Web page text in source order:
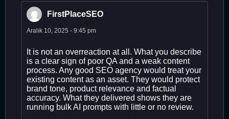
FirstPlaceSEO
Aralık 10, 2025 - 9:45 pm
It is not an overreaction at all. What you describe
is a clear sign of poor QA and a weak content
process. Any good SEO agency would treat your
existing content as an asset. They would protect
brand tone, product relevance and factual
accuracy. What they delivered shows they are
running bulk AI prompts with little or no review.